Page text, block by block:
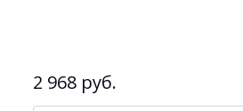
2 968 руб.